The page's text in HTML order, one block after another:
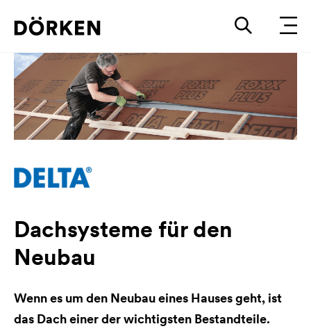
Dachsysteme für den
Neubau
Wenn es um den Neubau eines Hauses geht, ist
das Dach einer der wichtigsten Bestandteile.